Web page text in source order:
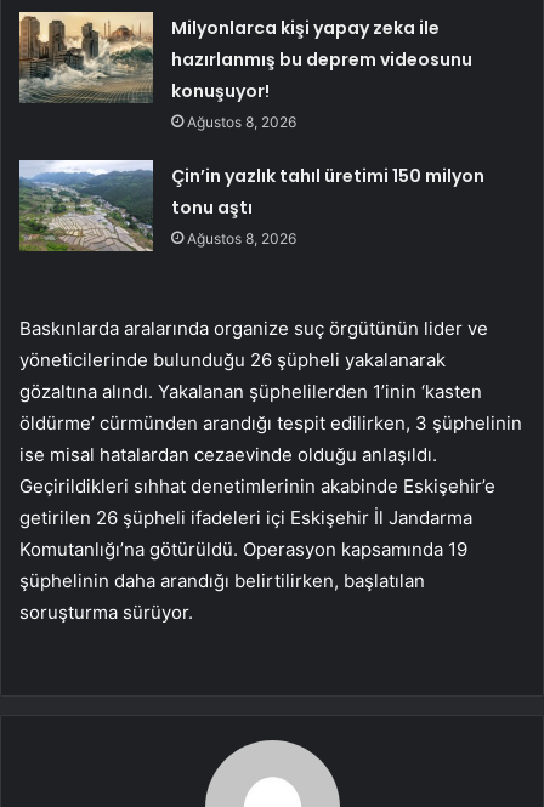
Milyonlarca kişi yapay zeka ile
hazırlanmış bu deprem videosunu
konuşuyor!
Ağustos 8, 2026
Çin’in yazlık tahıl üretimi 150 milyon
tonu aştı
Ağustos 8, 2026
Baskınlarda aralarında organize suç örgütünün lider ve
yöneticilerinde bulunduğu 26 şüpheli yakalanarak
gözaltına alındı. Yakalanan şüphelilerden 1’inin ‘kasten
öldürme’ cürmünden arandığı tespit edilirken, 3 şüphelinin
ise misal hatalardan cezaevinde olduğu anlaşıldı.
Geçirildikleri sıhhat denetimlerinin akabinde Eskişehir’e
getirilen 26 şüpheli ifadeleri içi Eskişehir İl Jandarma
Komutanlığı’na götürüldü. Operasyon kapsamında 19
şüphelinin daha arandığı belirtilirken, başlatılan
soruşturma sürüyor.